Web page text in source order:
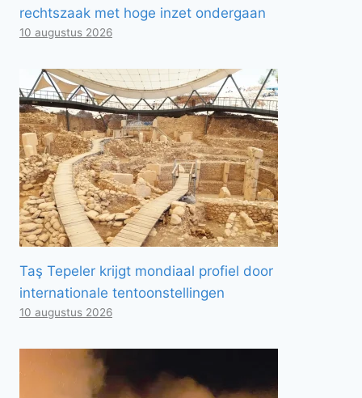
rechtszaak met hoge inzet ondergaan
10 augustus 2026
Taş Tepeler krijgt mondiaal profiel door
internationale tentoonstellingen
10 augustus 2026